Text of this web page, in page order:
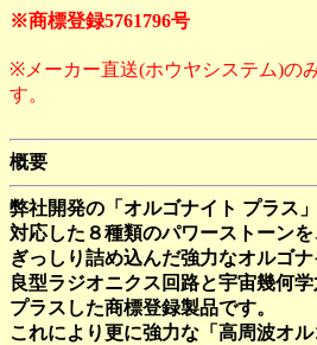
※商標登録5761796号
※メーカー直送(ホウヤシステム)の
す。
概要
弊社開発の「オルゴナイト プラス
対応した８種類のパワーストーンを
ぎっしり詰め込んだ強力なオルゴ
良型ラジオニクス回路と宇宙幾何
プラスした商標登録製品です。
これにより更に強力な「高周波オ